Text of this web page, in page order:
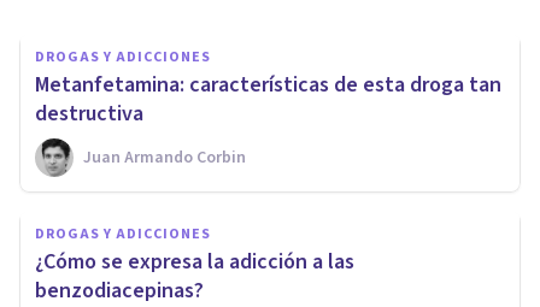
DROGAS Y ADICCIONES
Metanfetamina: características de esta droga tan
destructiva
Juan Armando Corbin
DROGAS Y ADICCIONES
¿Cómo se expresa la adicción a las
benzodiacepinas?